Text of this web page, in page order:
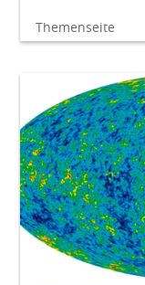
Themenseite